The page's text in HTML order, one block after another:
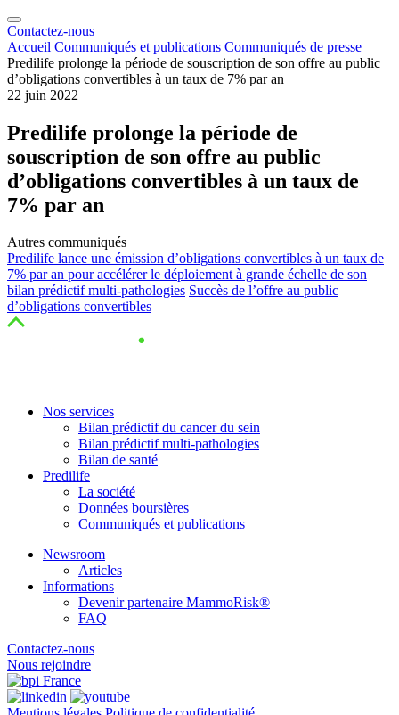
Contactez-nous
Accueil Communiqués et publications Communiqués de presse
Predilife prolonge la période de souscription de son offre au public
d’obligations convertibles à un taux de 7% par an
22 juin 2022
Predilife prolonge la période de
souscription de son offre au public
d’obligations convertibles à un taux de
7% par an
Autres communiqués
Predilife lance une émission d’obligations convertibles à un taux de
7% par an pour accélérer le déploiement à grande échelle de son
bilan prédictif multi-pathologies Succès de l’offre au public
d’obligations convertibles
Nos services
Bilan prédictif du cancer du sein
Bilan prédictif multi-pathologies
Bilan de santé
Predilife
La société
Données boursières
Communiqués et publications
Newsroom
Articles
Informations
Devenir partenaire MammoRisk®
FAQ
Contactez-nous
Nous rejoindre